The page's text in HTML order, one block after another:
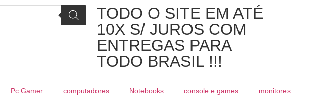
TODO O SITE EM ATÉ
10X S/ JUROS COM
ENTREGAS PARA
TODO BRASIL !!!
Pc Gamer computadores Notebooks console e games monitores